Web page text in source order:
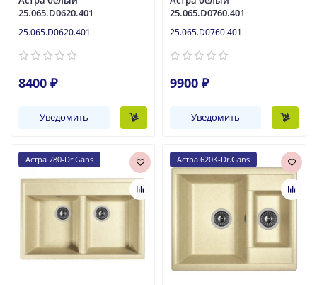
25.065.D0620.401
25.065.D0620.401
8400 ₽
Уведомить
25.065.D0760.401
25.065.D0760.401
9900 ₽
Уведомить
Астра 780-Dr.Gans Астра 620K-Dr.Gans